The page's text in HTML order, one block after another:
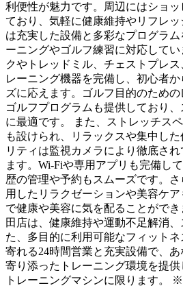
利便性が魅力です。周辺にはショ
ており、気軽に健康維持やリフレ
は充実した設備と多彩なプログラ
ーニングやゴルフ練習に対応して
クやトレッドミル、チェストプレ
レーニング機器を完備し、初心者
ズに応えます。ゴルフ目的のため
ゴルフプログラムも提供しており
に最適です。 また、ストレッチス
も設けられ、リラックスや集中し
リティは監視カメラにより徹底さ
ます。Wi-Fiや専用アプリも完備し
歴の管理や予約もスムーズです。
用したリラクゼーションや美容ケ
で健康や美容に気を配ることがで
田店は、健康維持や運動不足解消
た、多目的に利用可能なフィット
寄れる24時間営業と充実設備で、
寄り添ったトレーニング環境を提
トレーニングマシンに限ります。